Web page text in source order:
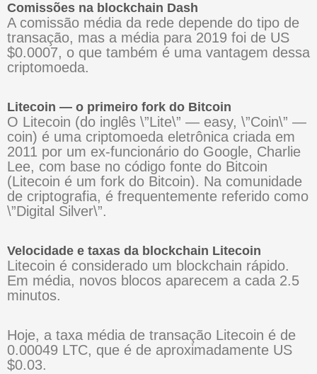
Comissões na blockchain Dash
A comissão média da rede depende do tipo de
transação, mas a média para 2019 foi de US
$0.0007, o que também é uma vantagem dessa
criptomoeda.
Litecoin — o primeiro fork do Bitcoin
O Litecoin (do inglês \”Lite\” — easy, \”Coin\” —
coin) é uma criptomoeda eletrônica criada em
2011 por um ex-funcionário do Google, Charlie
Lee, com base no código fonte do Bitcoin
(Litecoin é um fork do Bitcoin). Na comunidade
de criptografia, é frequentemente referido como
\”Digital Silver\”.
Velocidade e taxas da blockchain Litecoin
Litecoin é considerado um blockchain rápido.
Em média, novos blocos aparecem a cada 2.5
minutos.
Hoje, a taxa média de transação Litecoin é de
0.00049 LTC, que é de aproximadamente US
$0.03.